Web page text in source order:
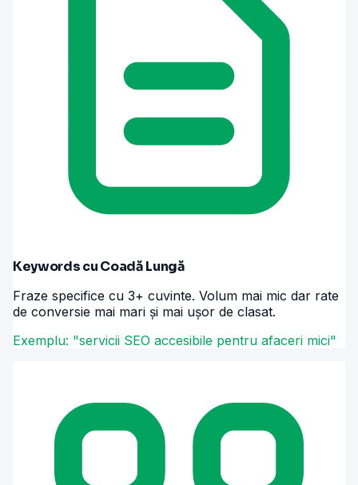
Keywords cu Coadă Lungă
Fraze specifice cu 3+ cuvinte. Volum mai mic dar rate
de conversie mai mari și mai ușor de clasat.
Exemplu: "servicii SEO accesibile pentru afaceri mici"